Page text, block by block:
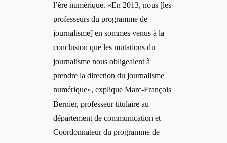
l’ère numérique. «En 2013, nous [les
professeurs du programme de
journalisme] en sommes venus à la
conclusion que les mutations du
journalisme nous obligeaient à
prendre la direction du journalisme
numérique», explique Marc-François
Bernier, professeur titulaire au
département de communication et
Coordonnateur du programme de